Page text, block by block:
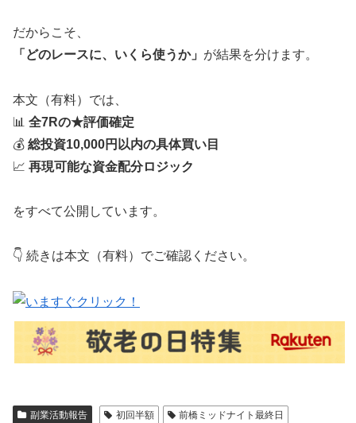
だからこそ、
「どのレースに、いくら使うか」 が結果を分けます。
本文（有料）では、
📊 全7Rの★評価確定
💰 総投資10,000円以内の具体買い目
📈 再現可能な資金配分ロジック
をすべて公開しています。
👇 続きは本文（有料）でご確認ください。
副業活動報告 初回半額 前橋ミッドナイト最終日